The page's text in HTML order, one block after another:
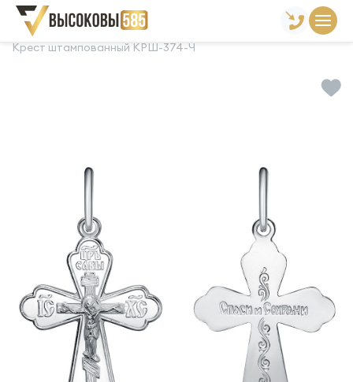
Главная Склад готовой продукции
Крест штампованный КРШ-374-Ч